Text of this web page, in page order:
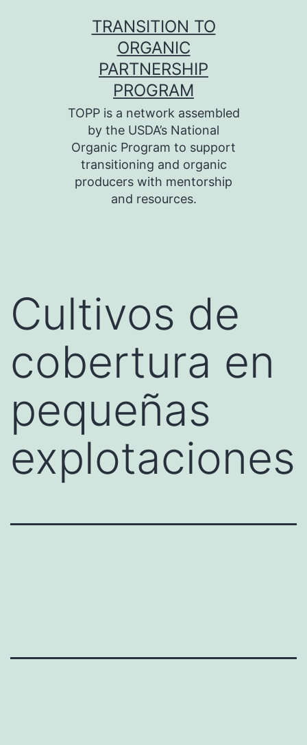
TRANSITION TO
ORGANIC
PARTNERSHIP
PROGRAM
TOPP is a network assembled
by the USDA’s National
Organic Program to support
transitioning and organic
producers with mentorship
and resources.
Cultivos de
cobertura en
pequeñas
explotaciones